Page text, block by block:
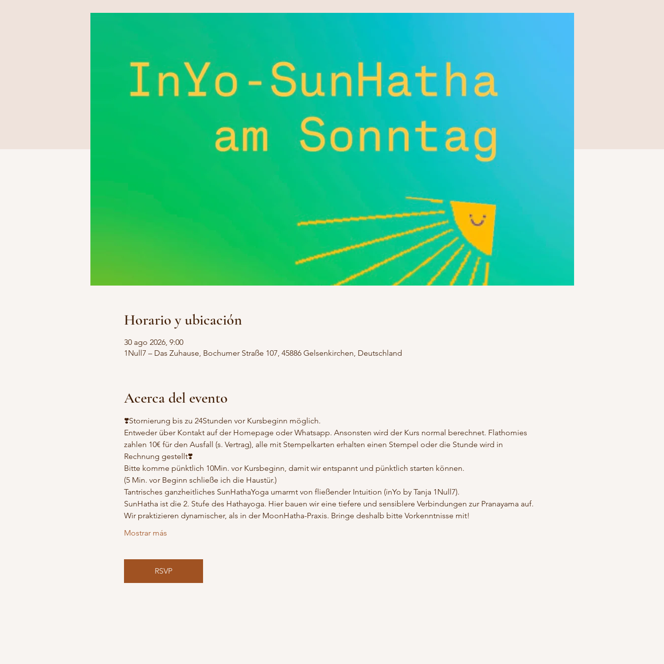
Horario y ubicación
30 ago 2026, 9:00
1Null7 – Das Zuhause, Bochumer Straße 107, 45886 Gelsenkirchen, Deutschland
Acerca del evento
❣️Stornierung bis zu 24Stunden vor Kursbeginn möglich.
Entweder über Kontakt auf der Homepage oder Whatsapp. Ansonsten wird der Kurs normal berechnet. Flathomies
zahlen 10€ für den Ausfall (s. Vertrag), alle mit Stempelkarten erhalten einen Stempel oder die Stunde wird in
Rechnung gestellt❣️
Bitte komme pünktlich 10Min. vor Kursbeginn, damit wir entspannt und pünktlich starten können.
(5 Min. vor Beginn schließe ich die Haustür.)
Tantrisches ganzheitliches SunHathaYoga umarmt von fließender Intuition (inYo by Tanja 1Null7).
SunHatha ist die 2. Stufe des Hathayoga. Hier bauen wir eine tiefere und sensiblere Verbindungen zur Pranayama auf.
Wir praktizieren dynamischer, als in der MoonHatha-Praxis. Bringe deshalb bitte Vorkenntnisse mit!
Mostrar más
RSVP